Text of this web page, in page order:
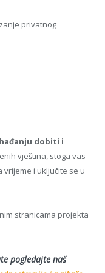
privatnog
dobiti i
vještina, stoga vas
i uključite se u
stranicama projekta
pogledajte naš